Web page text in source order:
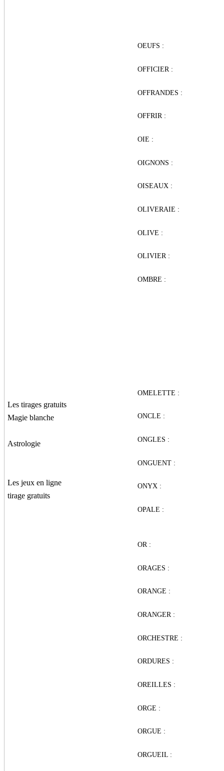
Les tirages gratuits
Magie blanche
Astrologie
Les jeux en ligne
tirage gratuits